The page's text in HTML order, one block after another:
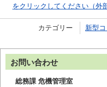
をクリックしてください（外
カテゴリー 新型
お問い合わせ
総務課 危機管理室